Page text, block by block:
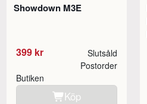
Showdown M3E
399 kr Slutsåld
Butiken
Postorder
Köp